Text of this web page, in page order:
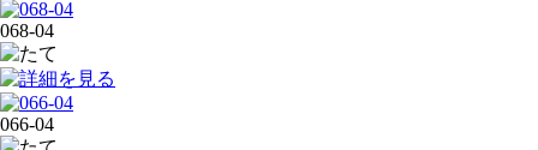
068-04
066-04